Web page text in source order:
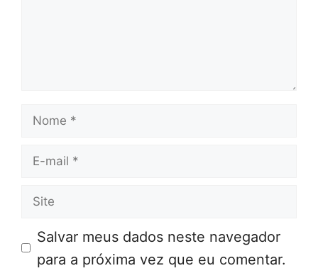
Nome
E-
Site
Salvar meus dados neste navegador
para a próxima vez que eu comentar.